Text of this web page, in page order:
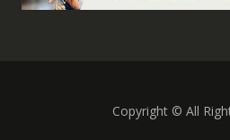
Copyright © All